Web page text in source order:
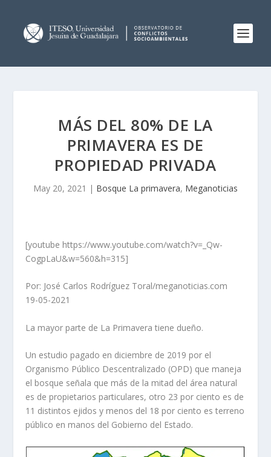
MÁS DEL 80% DE LA
PRIMAVERA ES DE
PROPIEDAD PRIVADA
May 20, 2021 | Bosque La primavera, Meganoticias
[youtube https://www.youtube.com/watch?v=_Qw-
CogpLaU&w=560&h=315]
Por: José Carlos Rodríguez Toral/meganoticias.com
19-05-2021
La mayor parte de La Primavera tiene dueño.
Un estudio pagado en diciembre de 2019 por el
Organismo Público Descentralizado (OPD) que maneja
el bosque señala que más de la mitad del área natural
es de propietarios particulares, otro 23 por ciento es de
11 distintos ejidos y menos del 18 por ciento es terreno
público en manos del Gobierno del Estado.